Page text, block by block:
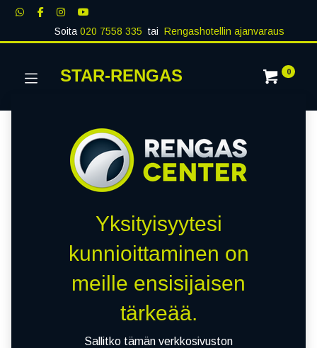
Soita020 7558 335 tai Rengashotellin ajanvaraus
STAR-RENGAS 0
Yksityisyytesi
kunnioittaminen on
meille ensisijaisen
tärkeää.
Sallitko tämän verkkosivuston